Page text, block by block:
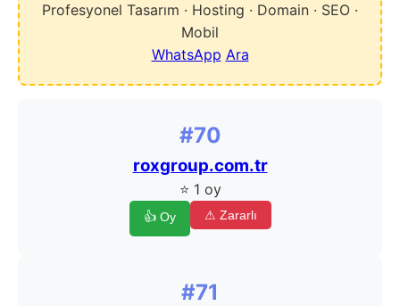
Profesyonel Tasarım · Hosting · Domain · SEO ·
Mobil
WhatsApp Ara
#70
roxgroup.com.tr
⭐ 1 oy
👍 Oy ⚠ Zararlı
#71